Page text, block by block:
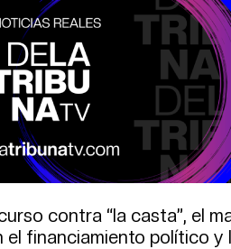
contra “la casta”, el
financiamiento político